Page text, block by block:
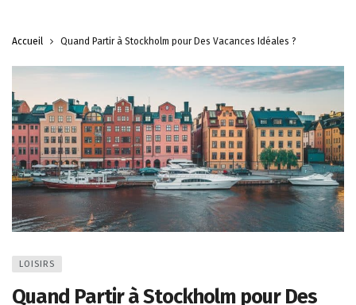
Accueil Quand Partir à Stockholm pour Des Vacances Idéales ?
LOISIRS
Quand Partir à Stockholm pour Des